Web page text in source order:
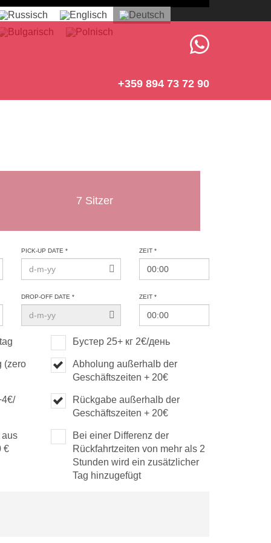
+359 894 73 72 90
7 Sitzer
PICK-UP DATE * ZEIT *
DROP-OFF DATE * ZEIT *
(zero
€
Бустер 25+ кг 2€/день
Abholung außerhalb der
Geschäftszeiten + 20€
Rückgabe außerhalb der
Geschäftszeiten + 20€
Bei einer Differenz der
Rückfahrtzeiten von mehr als 2
Stunden wird ein zusätzlicher
Tag hinzugefügt